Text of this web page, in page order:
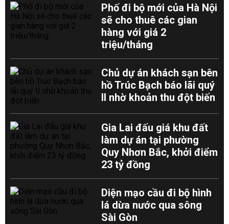
Phố đi bộ mới của Hà Nội
sẽ cho thuê các gian
hàng với giá 2
triệu/tháng
Chủ dự án khách sạn bên
hồ Trúc Bạch báo lãi quý
II nhờ khoản thu đột biến
Gia Lai đấu giá khu đất
làm dự án tại phường
Quy Nhơn Bắc, khởi điểm
23 tỷ đồng
Diện mạo cầu đi bộ hình
lá dừa nước qua sông
Sài Gòn